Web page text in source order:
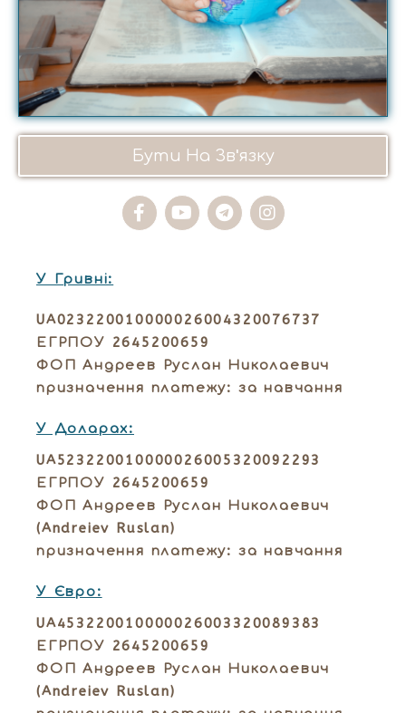
Бути На Зв'язку
У Гривні:
UA023220010000026004320076737
ЕГРПОУ 2645200659
ФОП Андреев Руслан Николаевич
призначення платежу: за навчання
У Доларах:
UA523220010000026005320092293
ЕГРПОУ 2645200659
ФОП Андреев Руслан Николаевич
(Andreiev Ruslan)
призначення платежу: за навчання
У Євро:
UA453220010000026003320089383
ЕГРПОУ 2645200659
ФОП Андреев Руслан Николаевич
(Andreiev Ruslan)